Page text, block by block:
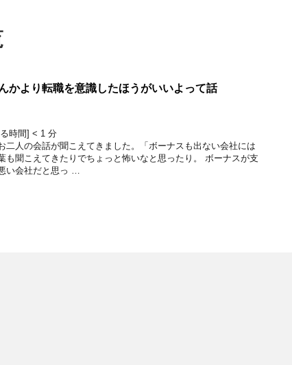
かより転職を意識したほうがいいよって話
時間] < 1 分
二人の会話が聞こえてきました。「ボーナスも出ない会社には
も聞こえてきたりでちょっと怖いなと思ったり。 ボーナスが支
い会社だと思っ …